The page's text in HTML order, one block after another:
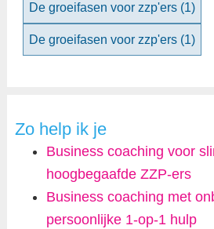
De groeifasen voor zzp'ers (1)
De groeifasen voor zzp'ers (1)
Zo help ik je
Business coaching voor
hoogbegaafde ZZP-ers
Business coaching met
persoonlijke 1-op-1 hulp